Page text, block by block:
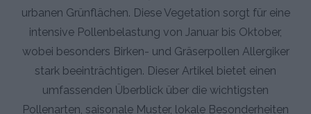
urbanen Grünflächen. Diese Vegetation sorgt für eine
intensive Pollenbelastung von Januar bis Oktober,
wobei besonders Birken- und Gräserpollen Allergiker
stark beeinträchtigen. Dieser Artikel bietet einen
umfassenden Überblick über die wichtigsten
Pollenarten, saisonale Muster, lokale Besonderheiten